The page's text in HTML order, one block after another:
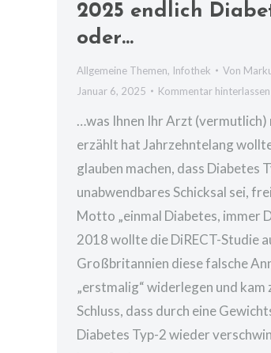
2025 endlich
oder…
Allgemeine Themen, Infothek Von
Januar 6, 2025
Kommentar hinterlassen
…was Ihnen Ihr Arzt (vermutlich)
erzählt hat Jahrzehntelang
glauben machen, dass Diabetes
unabwendbares Schicksal sei,
Motto „einmal Diabetes, immer
2018 wollte die DiRECT-Studie
Großbritannien diese falsche
„erstmalig“ widerlegen und kam
Schluss, dass durch eine
Diabetes Typ-2 wieder